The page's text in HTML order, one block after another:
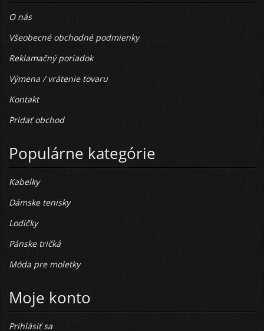
O nás
Všeobecné obchodné podmienky
Reklamačný poriadok
Výmena / vrátenie tovaru
Kontakt
Pridať obchod
Populárne kategórie
Kabelky
Dámske tenisky
Lodičky
Pánske tričká
Móda pre moletky
Moje konto
Prihlásiť sa